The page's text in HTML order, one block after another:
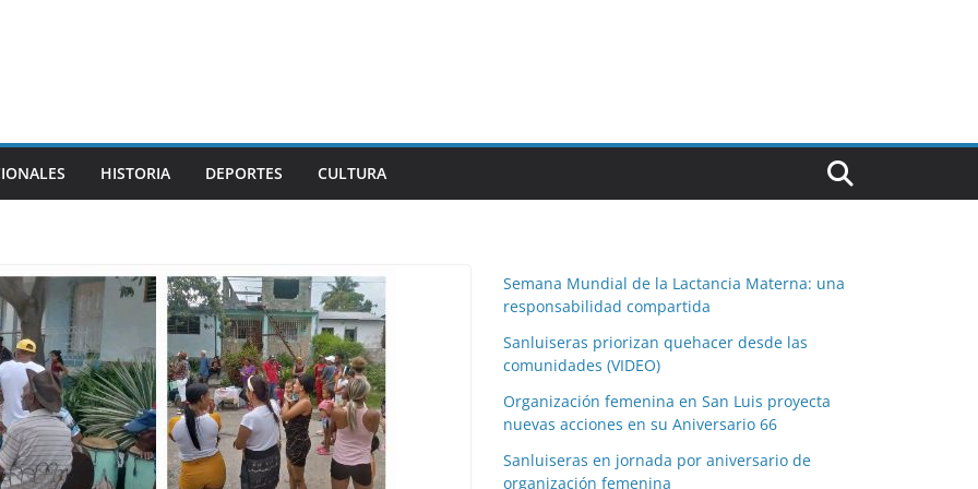
HISTORIA DEPORTES CULTURA
Semana Mundial de la Lactancia Materna: una
responsabilidad compartida
Sanluiseras priorizan quehacer desde las
comunidades (VIDEO)
Organización femenina en San Luis proyecta
nuevas acciones en su Aniversario 66
Sanluiseras en jornada por aniversario de
organización femenina